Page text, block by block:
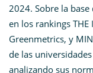
2024. Sobre la base
en los rankings
Greenmetrics, y
de las
analizando sus